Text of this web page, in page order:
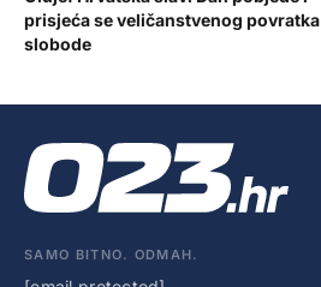
prisjeća se veličanstvenog povratka
slobode
SAMO BITNO. ODMAH.